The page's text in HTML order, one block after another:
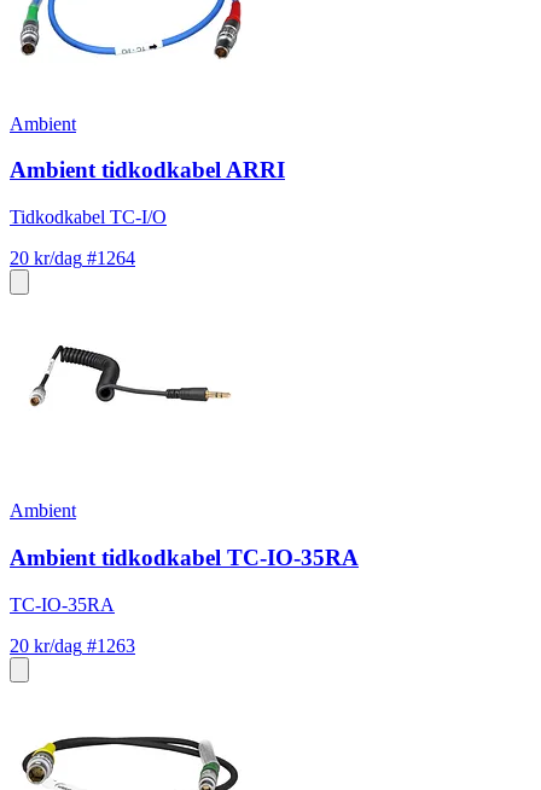
Ambient
Ambient tidkodkabel ARRI
Tidkodkabel TC-I/O
20 kr/dag #1264
Ambient
Ambient tidkodkabel TC-IO-35RA
TC-IO-35RA
20 kr/dag #1263